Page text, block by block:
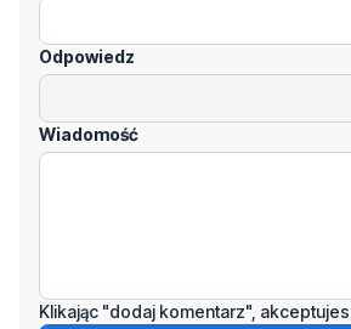
Odpowiedz
Wiadomość
Klikając "dodaj komentarz",